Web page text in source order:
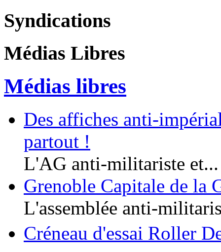
Syndications
Médias Libres
Médias libres
Des affiches anti-
partout !
L'AG anti-militariste et...
Grenoble Capitale de la
L'assemblée anti-
Créneau d'essai Roller